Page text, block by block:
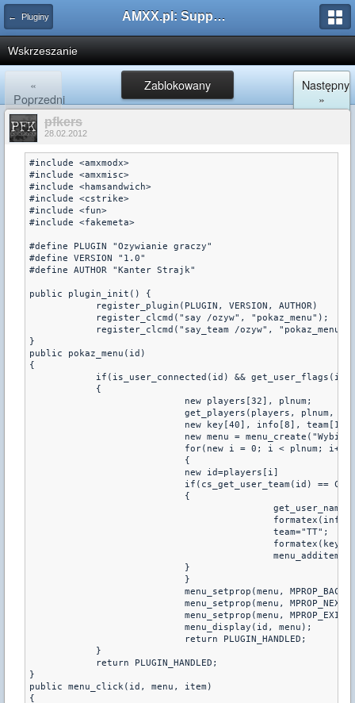
← Pluginy AMXX.pl: Support AMX Mod X i SourceMod
Wskrzeszanie
Zablokowany
«
Poprzedni
Następny
»
pfkers
28.02.2012
#include <amxmodx>
#include <amxmisc>
#include <hamsandwich>
#include <cstrike>
#include <fun>
#include <fakemeta>
#define PLUGIN "Ozywianie graczy"
#define VERSION "1.0"
#define AUTHOR "Kanter Strajk"
public plugin_init() {
	    register_plugin(PLUGIN, VERSION, AUTHOR)
	    register_clcmd("say /ozyw", "pokaz_menu");
register_clcmd("say_team /ozyw",
}
public pokaz_menu(id)
{
if(is_user_connected(id) &&
	    {
			    new players[32], plnum;
get_players(players, plnum,
new key[40], info[8],
new menu =
			    for(new i = 0; i < plnum; i++)
			    {
			    new id=players[i]
if(cs_get_user_team(id) ==
			    {
					    team="TT";
			    }
			    }
menu_setprop(menu,
menu_setprop(menu,
menu_setprop(menu,
			    menu_display(id, menu);
			    return PLUGIN_HANDLED;
	    }
	    return PLUGIN_HANDLED;
}
public menu_click(id, menu, item)
{